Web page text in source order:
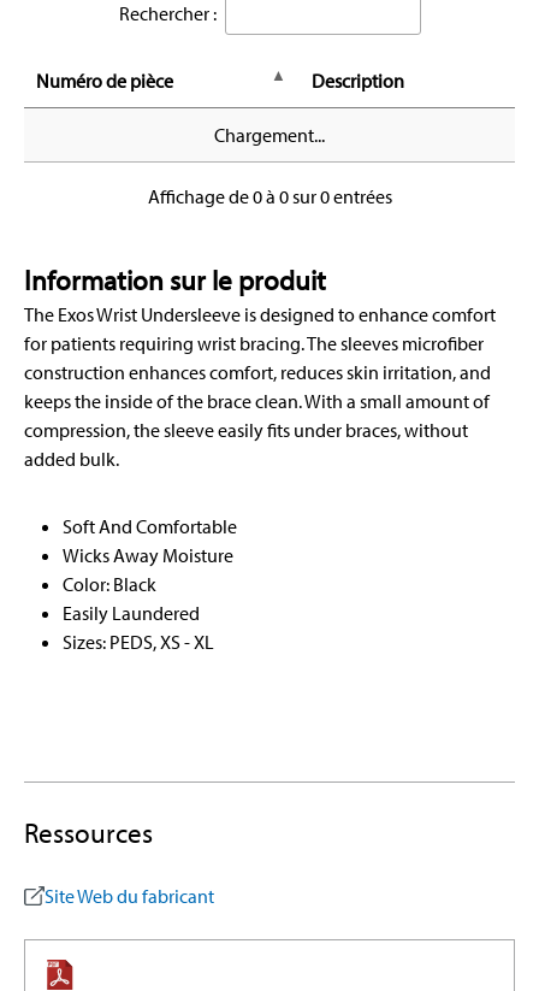
Rechercher :
Numéro de pièce Description
Chargement...
Affichage de 0 à 0 sur 0 entrées
Information sur le produit
The Exos Wrist Undersleeve is designed to enhance comfort
for patients requiring wrist bracing. The sleeves microfiber
construction enhances comfort, reduces skin irritation, and
keeps the inside of the brace clean. With a small amount of
compression, the sleeve easily fits under braces, without
added bulk.
Soft And Comfortable
Wicks Away Moisture
Color: Black
Easily Laundered
Sizes: PEDS, XS - XL
Ressources
Site Web du fabricant